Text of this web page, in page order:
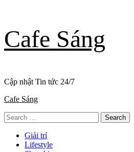
to
content
Cafe Sáng
Cập nhật Tin tức 24/7
Primary
Cafe Sáng
Search
for:
Giải trí
Lifestyle